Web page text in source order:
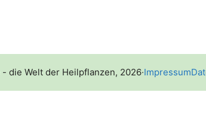
die Welt der Heilpflanzen, 2026·Impressum